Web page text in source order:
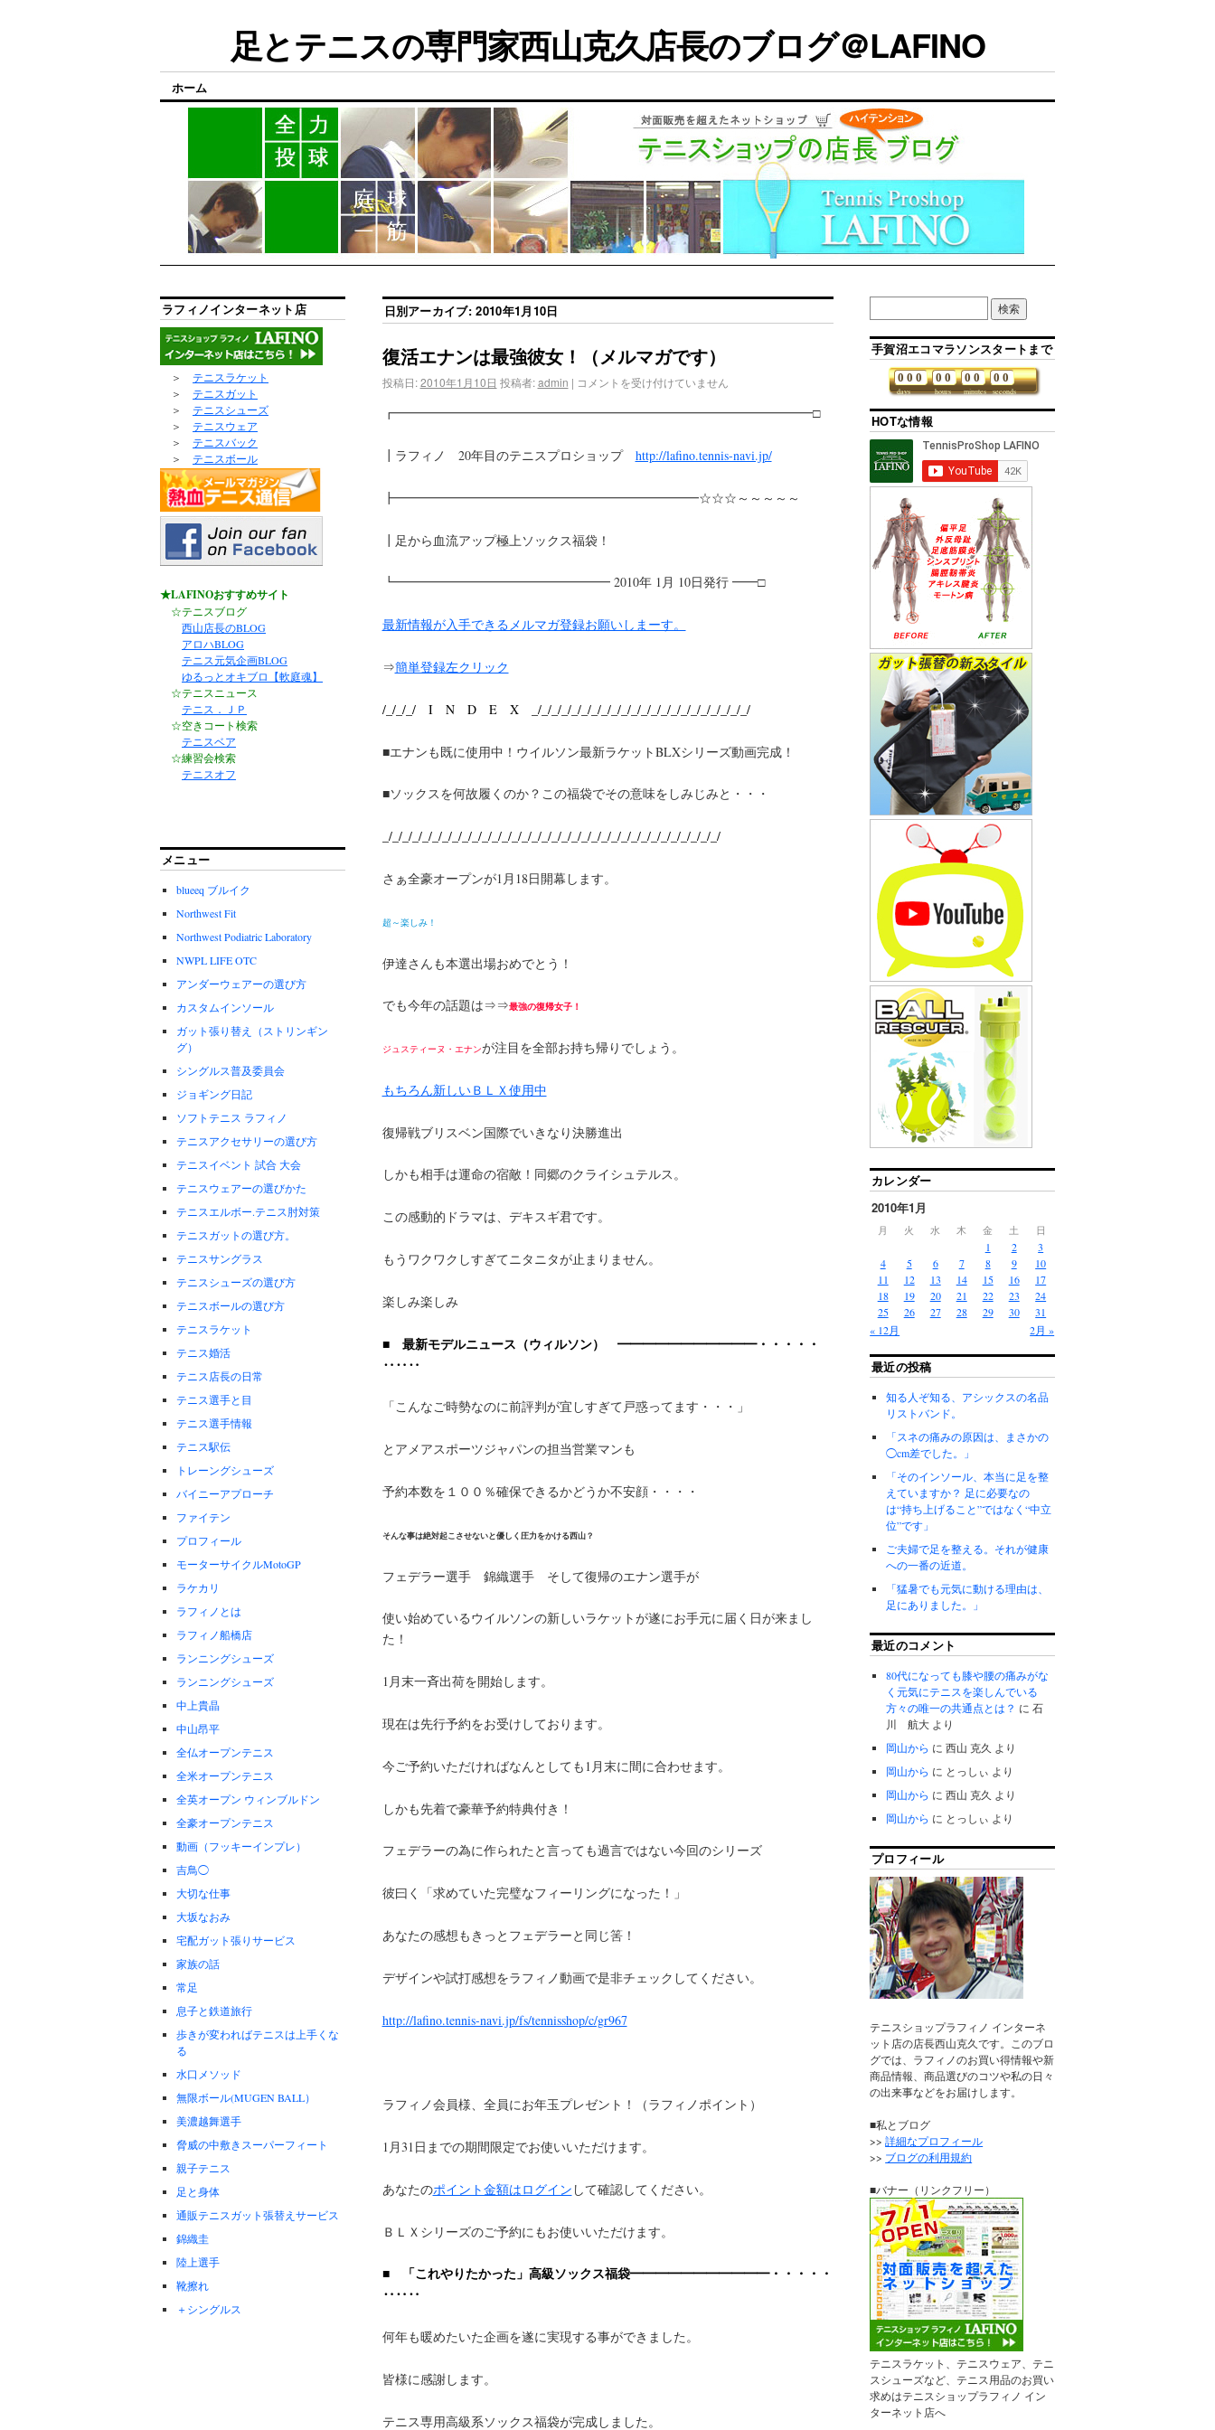
足とテニスの専門家西山克久店長のブログ＠LAFINO
ホーム
日別アーカイブ:2010年1月10日
復活エナンは最強彼女！（メルマガです）
投稿日: 2010年1月10日 投稿者: admin | コメントを受け付けていません
┏━━━━━━━━━━━━━━━━━━━━━━━━━━━━━━━━━□
┃ラフィノ 20年目のテニスプロショップ http://lafino.tennis-navi.jp/
┣━━━━━━━━━━━━━━━━━━━━━━━━☆☆☆～～～～～
┃足から血流アップ極上ソックス福袋！
┗━━━━━━━━━━━━━━━━━ 2010年 1月 10日発行 ━━□
最新情報が入手できるメルマガ登録お願いしまーす。
⇒簡単登録左クリック
/_/_/_/ I N D E X _/_/_/_/_/_/_/_/_/_/_/_/_/_/_/_/_/_/_/_/_/_/
■エナンも既に使用中！ウイルソン最新ラケットBLXシリーズ動画完成！
■ソックスを何故履くのか？この福袋でその意味をしみじみと・・・
_/_/_/_/_/_/_/_/_/_/_/_/_/_/_/_/_/_/_/_/_/_/_/_/_/_/_/_/_/_/_/_/_/_/
さぁ全豪オープンが1月18日開幕します。
超～楽しみ！
伊達さんも本選出場おめでとう！
でも今年の話題は⇒⇒最強の復帰女子！
ジュスティーヌ・エナンが注目を全部お持ち帰りでしょう。
もちろん新しいＢＬＸ使用中
復帰戦ブリスベン国際でいきなり決勝進出
しかも相手は運命の宿敵！同郷のクライシュテルス。
この感動的ドラマは、デキスギ君です。
もうワクワクしすぎてニタニタが止まりません。
楽しみ楽しみ
■ 最新モデルニュース（ウィルソン） ━━━━━━━━━━━・・・・・
‥‥‥
「こんなご時勢なのに前評判が宜しすぎて戸惑ってます・・・」
とアメアスポーツジャパンの担当営業マンも
予約本数を１００％確保できるかどうか不安顔・・・・
そんな事は絶対起こさせないと優しく圧力をかける西山？
フェデラー選手 錦織選手 そして復帰のエナン選手が
使い始めているウイルソンの新しいラケットが遂にお手元に届く日が来まし
た！
1月末一斉出荷を開始します。
現在は先行予約をお受けしております。
今ご予約いただければなんとしても1月末に間に合わせます。
しかも先着で豪華予約特典付き！
フェデラーの為に作られたと言っても過言ではない今回のシリーズ
彼曰く「求めていた完璧なフィーリングになった！」
あなたの感想もきっとフェデラーと同じ筈！
デザインや試打感想をラフィノ動画で是非チェックしてください。
http://lafino.tennis-navi.jp/fs/tennisshop/c/gr967
ラフィノ会員様、全員にお年玉プレゼント！（ラフィノポイント）
1月31日までの期間限定でお使いいただけます。
あなたのポイント金額はログイン して確認してください。
ＢＬＸシリーズのご予約にもお使いいただけます。
■ 「これやりたかった」高級ソックス福袋━━━━━━━━━━━・・・・・
‥‥‥
何年も暖めたいた企画を遂に実現する事ができました。
皆様に感謝します。
テニス専用高級系ソックス福袋が完成しました。
ラフィノインターネット店
＞ テニスラケット
＞ テニスガット
＞ テニスシューズ
＞ テニスウェア
＞ テニスバック
＞ テニスボール
★LAFINOおすすめサイト
☆テニスブログ
西山店長のBLOG
アロハBLOG
テニス元気企画BLOG
ゆるっとオキブロ【軟庭魂】
☆テニスニュース
テニス．ＪＰ
☆空きコート検索
テニスベア
☆練習会検索
テニスオフ
メニュー
blueeq ブルイク
Northwest Fit
Northwest Podiatric Laboratory
NWPL LIFE OTC
アンダーウェアーの選び方
カスタムインソール
ガット張り替え（ストリンギン
グ）
シングルス普及委員会
ジョギング日記
ソフトテニス ラフィノ
テニスアクセサリーの選び方
テニスイベント 試合 大会
テニスウェアーの選びかた
テニスエルボー.テニス肘対策
テニスガットの選び方。
テニスサングラス
テニスシューズの選び方
テニスボールの選び方
テニスラケット
テニス婚活
テニス店長の日常
テニス選手と目
テニス選手情報
テニス駅伝
トレーングシューズ
バイニーアプローチ
ファイテン
プロフィール
モーターサイクルMotoGP
ラケカリ
ラフィノとは
ラフィノ船橋店
ランニングシューズ
ランニングシューズ
中上貴晶
中山昂平
全仏オープンテニス
全米オープンテニス
全英オープン ウィンブルドン
全豪オープンテニス
動画（フッキーインプレ）
吉鳥◯
大切な仕事
大坂なおみ
宅配ガット張りサービス
家族の話
常足
息子と鉄道旅行
歩きが変わればテニスは上手くな
る
水口メソッド
無限ボール(MUGEN BALL）
美濃越舞選手
脅威の中敷きスーパーフィート
親子テニス
足と身体
通販テニスガット張替えサービス
錦織圭
陸上選手
靴擦れ
＋シングルス
手賀沼エコマラソンスタートまで
days
0 0 0
hours
0 0
minutes
0 0
seconds
0 0
HOTな情報
カレンダー
2010年1月
月 火 水 木 金 土 日
« 12月 2月 »
1 2
3
4
5 6 7 8 9
10
11
12 13 14 15 16
17
18
19 20 21 22 23
24
25
26 27 28 29 30 31
最近の投稿
知る人ぞ知る、アシックスの名品
リストバンド。
「スネの痛みの原因は、まさかの
◯cm差でした。」
「そのインソール、本当に足を整
えていますか？ 足に必要なの
は“持ち上げること”ではなく“中立
位”です」
ご夫婦で足を整える。それが健康
への一番の近道。
「猛暑でも元気に動ける理由は、
足にありました。」
最近のコメント
80代になっても膝や腰の痛みがな
く元気にテニスを楽しんでいる
方々の唯一の共通点とは？ に石
川 航大 より
岡山から に西山 克久 より
岡山から に とっしぃ より
岡山から に西山 克久 より
岡山から に とっしぃ より
プロフィール
テニスショップラフィノ インターネ
ット店の店長西山克久です。このブロ
グでは、ラフィノのお買い得情報や新
商品情報、商品選びのコツや私の日々
の出来事などをお届けします。
■私とブログ
>>詳細なプロフィール
>> ブログの利用規約
■バナー（リンクフリー）
テニスラケット、テニスウェア、テニ
スシューズなど、テニス用品のお買い
求めはテニスショップラフィノ イン
ターネット店へ